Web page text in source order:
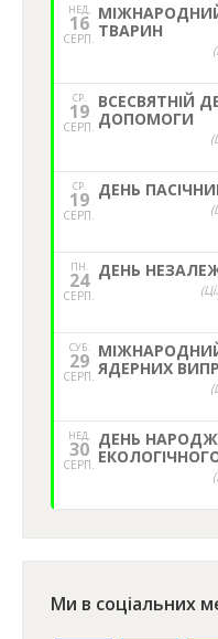
НЕД,
16
СЕРП. ТВАРИН
СР.
19
СЕРП.
ВСЕСВЯТНІЙ
ДОПОМОГИ
СР.
19
СЕРП.
ДЕНЬ
ПН.
24
СЕРП.
ДЕНЬ
СУБ.
29
СЕРП. ЯДЕРНИХ
НЕД,
30
СЕРП.
ДЕНЬ
Ми в соціальних